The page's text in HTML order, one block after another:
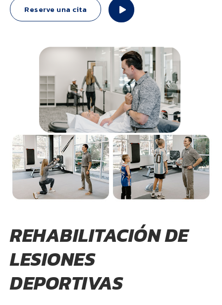
Reserve una cita
REHABILITACIÓN DE
LESIONES
DEPORTIVAS